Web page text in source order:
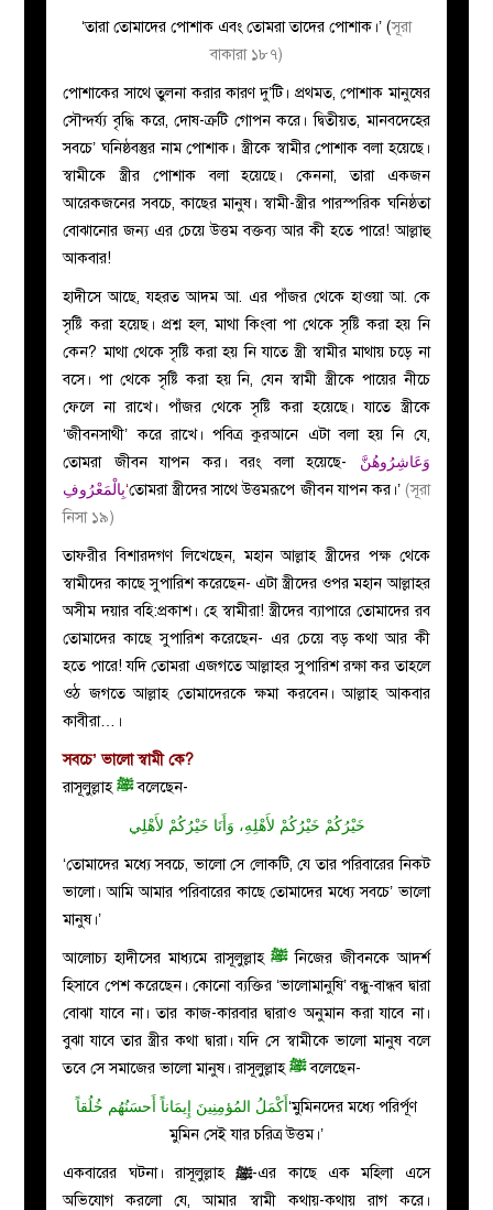
‘তারা তোমাদের পোশাক এবং তোমরা তাদের পোশাক।’ (সূরা
বাকারা ১৮৭)
পোশাকের সাথে তুলনা করার কারণ দু’টি। প্রথমত, পোশাক মানুষের
সৌন্দর্য্য বৃদ্ধি করে, দোষ-ক্রটি গোপন করে। দ্বিতীয়ত, মানবদেহের
সবচে’ ঘনিষ্ঠবস্তুর নাম পোশাক। স্ত্রীকে স্বামীর পোশাক বলা হয়েছে।
স্বামীকে স্ত্রীর পোশাক বলা হয়েছে। কেননা, তারা একজন
আরেকজনের সবচে, কাছের মানুষ। স্বামী-স্ত্রীর পারস্পরিক ঘনিষ্ঠতা
বোঝানোর জন্য এর চেয়ে উত্তম বক্তব্য আর কী হতে পারে! আল্লাহু
আকবার!
হাদীসে আছে, যহরত আদম আ. এর পাঁজর থেকে হাওয়া আ. কে
সৃষ্টি করা হয়েছ। প্রশ্ন হল, মাথা কিংবা পা থেকে সৃষ্টি করা হয় নি
কেন? মাথা থেকে সৃষ্টি করা হয় নি যাতে স্ত্রী স্বামীর মাথায় চড়ে না
বসে। পা থেকে সৃষ্টি করা হয় নি, যেন স্বামী স্ত্রীকে পায়ের নীচে
ফেলে না রাখে। পাঁজর থেকে সৃষ্টি করা হয়েছে। যাতে স্ত্রীকে
‘জীবনসাথী’ করে রাখে। পবিত্র কুরআনে এটা বলা হয় নি যে,
তোমরা জীবন যাপন কর। বরং বলা হয়েছে- وَعَاشِرُوهُنَّ
بِالْمَعْرُوفِ‘তোমরা স্ত্রীদের সাথে উত্তমরূপে জীবন যাপন কর।’ (সূরা
নিসা ১৯)
তাফরীর বিশারদগণ লিখেছেন, মহান আল্লাহ স্ত্রীদের পক্ষ থেকে
স্বামীদের কাছে সুপারিশ করেছেন- এটা স্ত্রীদের ওপর মহান আল্লাহর
অসীম দয়ার বহি:প্রকাশ। হে স্বামীরা! স্ত্রীদের ব্যাপারে তোমাদের রব
তোমাদের কাছে সুপারিশ করেছেন- এর চেয়ে বড় কথা আর কী
হতে পারে! যদি তোমরা এজগতে আল্লাহর সুপারিশ রক্ষা কর তাহলে
ওঠ জগতে আল্লাহ তোমাদেরকে ক্ষমা করবেন। আল্লাহ আকবার
কাবীরা…।
সবচে’ ভালো স্বামী কে?
রাসূলুল্লাহﷺবলেছেন-
خَيْرُكُمْ خَيْرُكُمْ لأَهْلِهِ، وَأَنَا خَيْرُكُمْ لأَهْلِي
‘তোমাদের মধ্যে সবচে, ভালো সে লোকটি, যে তার পরিবারের নিকট
ভালো। আমি আমার পরিবারের কাছে তোমাদের মধ্যে সবচে’ ভালো
মানুষ।’
আলোচ্য হাদীসের মাধ্যমে রাসূলুল্লাহﷺনিজের জীবনকে আদর্শ
হিসাবে পেশ করেছেন। কোনো ব্যক্তির ‘ভালোমানুষি’ বন্ধু-বান্ধব দ্বারা
বোঝা যাবে না। তার কাজ-কারবার দ্বারাও অনুমান করা যাবে না।
বুঝা যাবে তার স্ত্রীর কথা দ্বারা। যদি সে স্বামীকে ভালো মানুষ বলে
তবে সে সমাজের ভালো মানুষ। রাসূলুল্লাহﷺবলেছেন-
أَكْمَلُ المُؤمِنِينَ إِيمَاناً أَحسَنُهُم خُلُقاً‘মুমিনদের মধ্যে পরির্পূণ
মুমিন সেই যার চরিত্র উত্তম।’
একবারের ঘটনা। রাসূলুল্লাহﷺ-এর কাছে এক মহিলা এসে
অভিযোগ করলো যে, আমার স্বামী কথায়-কথায় রাগ করে।